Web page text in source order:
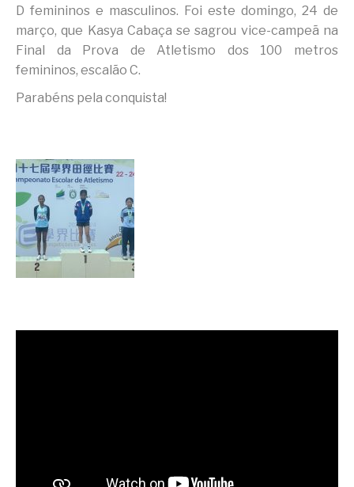
D femininos e masculinos. Foi este domingo, 24 de
março, que Kasya Cabaça se sagrou vice-campeã na
Final da Prova de Atletismo dos 100 metros
femininos, escalão C.
Parabéns pela conquista!